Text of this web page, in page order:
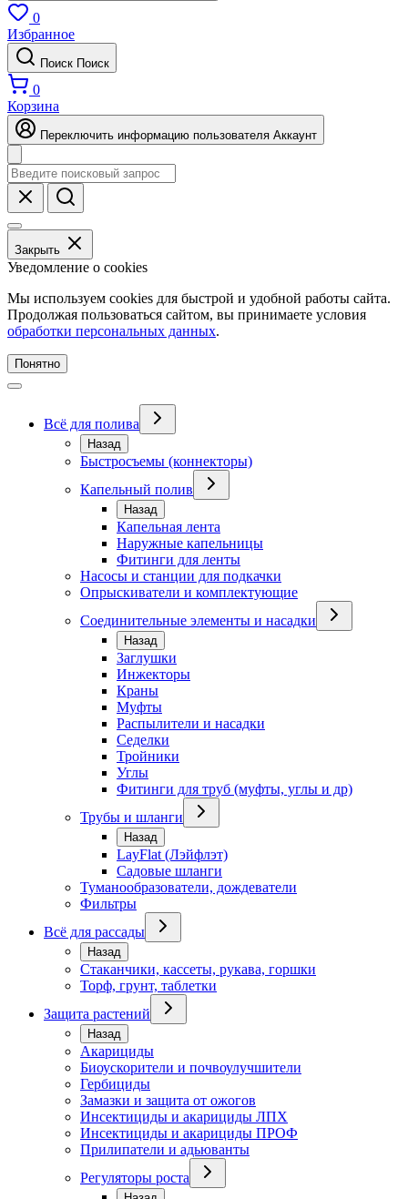
0
Избранное
Поиск Поиск
0
Корзина
Переключить информацию пользователя Аккаунт
Закрыть
Уведомление о cookies
Мы используем cookies для быстрой и удобной работы сайта.
Продолжая пользоваться сайтом, вы принимаете условия
обработки персональных данных.
Понятно
Всё для полива
Назад
Быстросъемы (коннекторы)
Капельный полив
Назад
Капельная лента
Наружные капельницы
Фитинги для ленты
Насосы и станции для подкачки
Опрыскиватели и комплектующие
Соединительные элементы и насадки
Назад
Заглушки
Инжекторы
Краны
Муфты
Распылители и насадки
Седелки
Тройники
Углы
Фитинги для труб (муфты, углы и др)
Трубы и шланги
Назад
LayFlat (Лэйфлэт)
Садовые шланги
Туманообразователи, дождеватели
Фильтры
Всё для рассады
Назад
Стаканчики, кассеты, рукава, горшки
Торф, грунт, таблетки
Защита растений
Назад
Акарициды
Биоускорители и почвоулучшители
Гербициды
Замазки и защита от ожогов
Инсектициды и акарициды ЛПХ
Инсектициды и акарициды ПРОФ
Прилипатели и адьюванты
Регуляторы роста